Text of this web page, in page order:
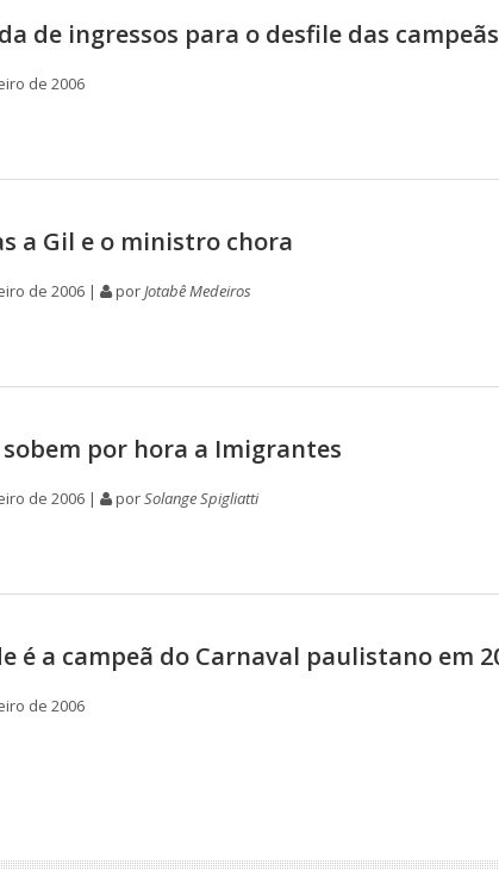
de ingressos para o desfile das campeãs
de 2006
a Gil e o ministro chora
de 2006 | porJotabê Medeiros
por hora a Imigrantes
de 2006 | porSolange Spigliatti
é a campeã do Carnaval paulistano em
de 2006